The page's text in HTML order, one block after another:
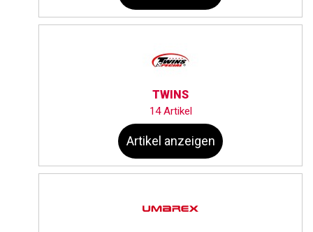
TWINS
14 Artikel
Artikel anzeigen